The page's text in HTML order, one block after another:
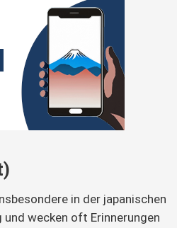
in der japanischen
wecken oft Erinnerungen